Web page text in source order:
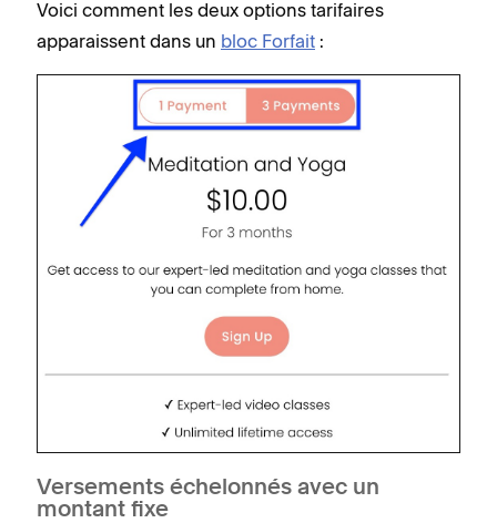
Voici comment les deux options tarifaires
apparaissent dans un bloc Forfait :
Versements échelonnés avec un
montant fixe